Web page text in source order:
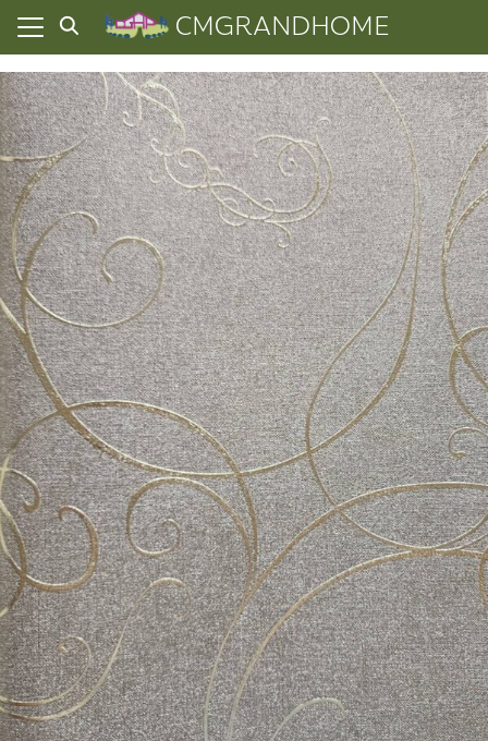
Skip
content
CMGRANDHOME
ความเป็นส่วนตัว
งหมด
ที่ผ่านมา
รา